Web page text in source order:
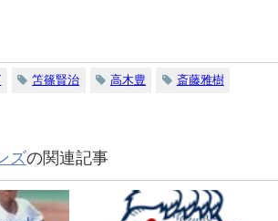
笘篠賢治 高木豊 斎藤雅樹
ズの関連記事